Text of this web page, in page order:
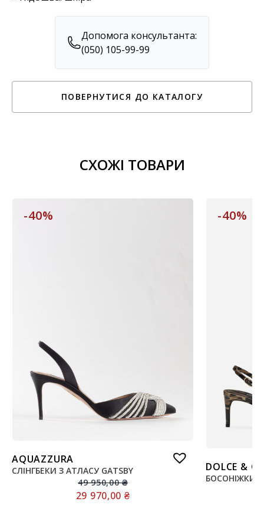
Допомога консультанта:
(050) 105-99-99
ПОВЕРНУТИСЯ ДО КАТАЛОГУ
СХОЖІ ТОВАРИ
-40%
AQUAZZURA
СЛІНГБЕКИ З АТЛАСУ GATSBY
49 950,00₴
29 970,00 ₴
-40%
DOLCE &
БОСОНІЖКИ